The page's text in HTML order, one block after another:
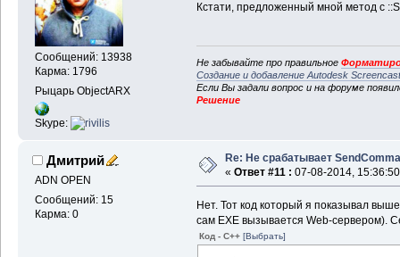
Сообщений: 13938
Карма: 1796
Рыцарь ObjectARX
Skype:
Кстати, предложенный мной метод с
Не забывайте про правильное
Создание и добавление Autodesk
Если Вы задали вопрос и на форуме
Решение
Дмитрий
ADN OPEN
Сообщений: 15
Карма: 0
Re: Не срабатывает
« Ответ #11 : 07-08-2014,
Нет. Тот код который я показывал
сам EXE вызывается Web-сервером).
Код - C++ [Выбрать]